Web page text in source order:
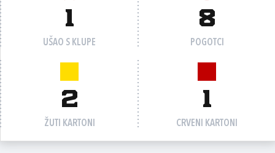
1
UŠAO S KLUPE
8
POGOTCI
2
ŽUTI KARTONI
1
CRVENI KARTONI